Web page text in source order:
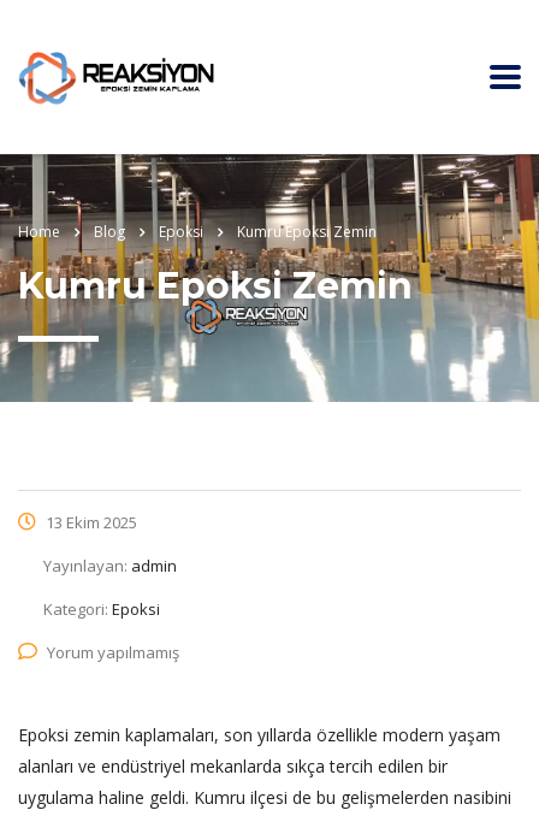
Home Blog Epoksi Kumru Epoksi Zemin
Kumru Epoksi Zemin
13 Ekim 2025
Yayınlayan: admin
Kategori: Epoksi
Yorum yapılmamış
Epoksi zemin kaplamaları, son yıllarda özellikle modern yaşam
alanları ve endüstriyel mekanlarda sıkça tercih edilen bir
uygulama haline geldi. Kumru ilçesi de bu gelişmelerden nasibini